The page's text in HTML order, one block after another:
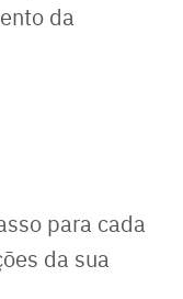
da
para cada
da sua